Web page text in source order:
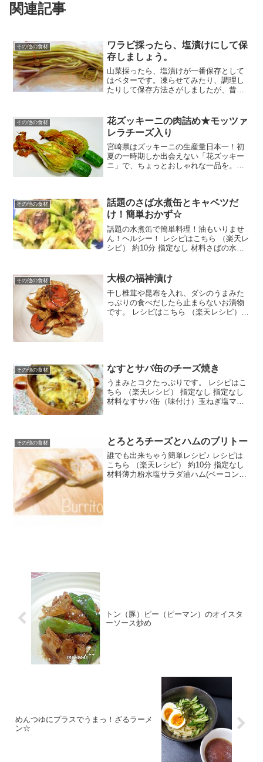
関連記事
その他の食材
ワラビ採ったら、塩漬けにして保
存しましょう。
山菜採ったら、塩漬けが一番保存として
はベターです。凍らせてみたり、調理し
たりして保存方法さがしましたが、昔な
重曹塩みんなのレビュー
その他の食材
花ズッキーニの肉詰め★モッツァ
レラチーズ入り
宮崎県はズッキーニの生産量日本一！初
夏の一時期しか出会えない「花ズッキー
ニ」で、ちょっとおしゃれな一品を。
胡椒オリ...
その他の食材
話題のさば水煮缶とキャベツだ
け！簡単おかず☆
話題の水煮缶で簡単料理！油もいりませ
ん！ヘルシー！ レシピはこちら （楽天レ
シピ） 約10分 指定なし 材料さばの水煮
その他の食材 大根の福神漬け
干し椎茸や昆布を入れ、ダシのうまみた
っぷりの食べだしたら止まらないお漬物
です。 レシピはこちら （楽天レシピ） 1
その他の食材 なすとサバ缶のチーズ焼き
うまみとコクたっぷりです。 レシピはこ
ちら （楽天レシピ） 指定なし 指定なし
材料なすサバ缶（味付け）玉ねぎ塩マヨ
その他の食材 とろとろチーズとハムのブリトー
誰でも出来ちゃう簡単レシピ♪ レシピは
こちら （楽天レシピ） 約10分 指定なし
材料薄力粉水塩サラダ油ハム(ベーコンで
トン（豚）ピー（ピーマン）のオイスタ
ーソース炒め
めんつゆにプラスでうまっ！ざるラーメ
ン☆